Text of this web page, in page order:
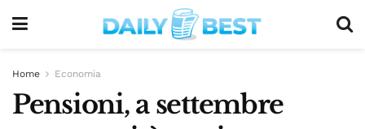
Home Economia
Pensioni, a settembre